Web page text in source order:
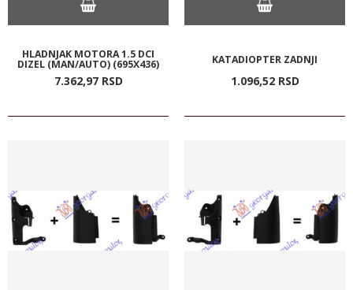
HLADNJAK MOTORA 1.5 DCI
DIZEL (MAN/AUTO) (695X436)
7.362,97 RSD
KATADIOPTER ZADNJI
1.096,52 RSD